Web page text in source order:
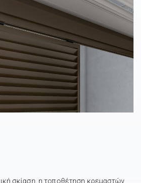
σκίαση, η τοποθέτηση κρεμαστών